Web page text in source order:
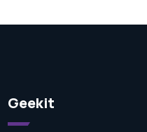
Geekit